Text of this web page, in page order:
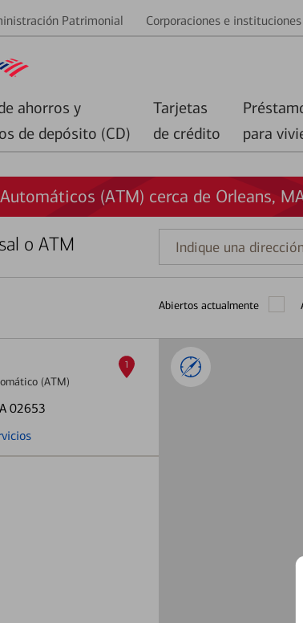
Patrimonial Corporaciones e instituciones
ahorros y
de depósito (CD)
Tarjetas
de crédito
para
(ATM) cerca de Orleans,
o ATM
Indique
una
Abiertos actualmente
(ATM)
02653
1